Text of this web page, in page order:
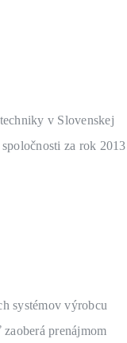
v Slovenskej
za rok 2013
systémov výrobcu
prenájmom